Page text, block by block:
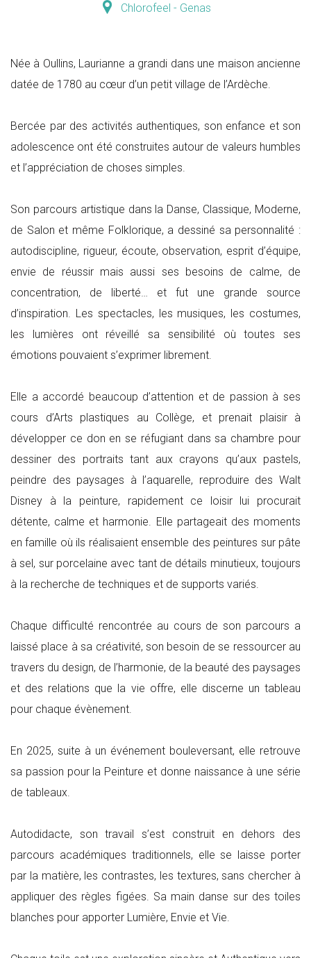
Chlorofeel - Genas
Née à Oullins, Laurianne a grandi dans une maison ancienne
datée de 1780 au cœur d’un petit village de l’Ardèche.
Bercée par des activités authentiques, son enfance et son
adolescence ont été construites autour de valeurs humbles
et l’appréciation de choses simples.
Son parcours artistique dans la Danse, Classique, Moderne,
de Salon et même Folklorique, a dessiné sa personnalité :
autodiscipline, rigueur, écoute, observation, esprit d’équipe,
envie de réussir mais aussi ses besoins de calme, de
concentration, de liberté… et fut une grande source
d’inspiration. Les spectacles, les musiques, les costumes,
les lumières ont réveillé sa sensibilité où toutes ses
émotions pouvaient s’exprimer librement.
Elle a accordé beaucoup d’attention et de passion à ses
cours d’Arts plastiques au Collège, et prenait plaisir à
développer ce don en se réfugiant dans sa chambre pour
dessiner des portraits tant aux crayons qu’aux pastels,
peindre des paysages à l’aquarelle, reproduire des Walt
Disney à la peinture, rapidement ce loisir lui procurait
détente, calme et harmonie. Elle partageait des moments
en famille où ils réalisaient ensemble des peintures sur pâte
à sel, sur porcelaine avec tant de détails minutieux, toujours
à la recherche de techniques et de supports variés.
Chaque difficulté rencontrée au cours de son parcours a
laissé place à sa créativité, son besoin de se ressourcer au
travers du design, de l’harmonie, de la beauté des paysages
et des relations que la vie offre, elle discerne un tableau
pour chaque évènement.
En 2025, suite à un événement bouleversant, elle retrouve
sa passion pour la Peinture et donne naissance à une série
de tableaux.
Autodidacte, son travail s’est construit en dehors des
parcours académiques traditionnels, elle se laisse porter
par la matière, les contrastes, les textures, sans chercher à
appliquer des règles figées. Sa main danse sur des toiles
blanches pour apporter Lumière, Envie et Vie.